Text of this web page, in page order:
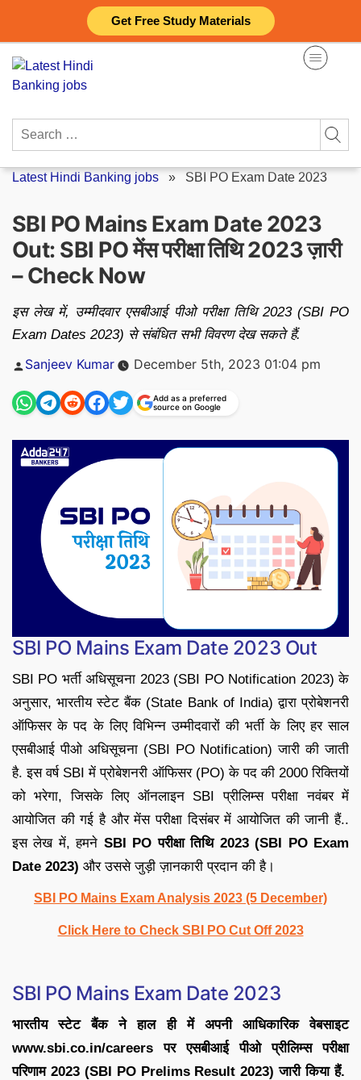
Get Free Study Materials
content
Search
Latest Hindi Banking jobs » SBI PO Exam Date 2023
SBI PO Mains Exam Date 2023
Out: SBI PO मेंस परीक्षा तिथि 2023 ज़ारी
– Check Now
इस लेख में, उम्मीदवार एसबीआई पीओ परीक्षा तिथि 2023 (SBI PO
Exam Dates 2023) से संबंधित सभी विवरण देख सकते हैं.
Posted
Sanjeev Kumar December 5th, 2023 01:04 pm
Add as a preferred
source on Google
SBI PO Mains Exam Date 2023 Out
SBI PO भर्ती अधिसूचना 2023 (SBI PO Notification 2023) के
अनुसार, भारतीय स्टेट बैंक (State Bank of India) द्वारा प्रोबेशनरी
ऑफिसर के पद के लिए विभिन्न उम्मीदवारों की भर्ती के लिए हर साल
एसबीआई पीओ अधिसूचना (SBI PO Notification) जारी की जाती
है. इस वर्ष SBI में प्रोबेशनरी ऑफिसर (PO) के पद की 2000 रिक्तियों
को भरेगा, जिसके लिए ऑनलाइन SBI प्रीलिम्स परीक्षा नवंबर में
आयोजित की गई है और मेंस परीक्षा दिसंबर में आयोजित की जानी हैं..
इस लेख में, हमने SBI PO परीक्षा तिथि 2023 (SBI PO Exam
Date 2023) और उससे जुड़ी ज़ानकारी प्रदान की है।
SBI PO Mains Exam Analysis 2023 (5 December)
Click Here to Check SBI PO Cut Off 2023
SBI PO Mains Exam Date 2023
भारतीय स्टेट बैंक ने हाल ही में अपनी आधिकारिक वेबसाइट
www.sbi.co.in/careers पर एसबीआई पीओ प्रीलिम्स परीक्षा
परिणाम 2023 (SBI PO Prelims Result 2023) जारी किया हैं.